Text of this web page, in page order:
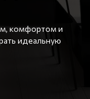
комфортом и
идеальную